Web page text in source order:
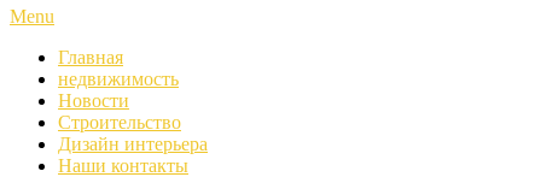
Menu
Главная
недвижимость
Новости
Строительство
Дизайн интерьера
Наши контакты